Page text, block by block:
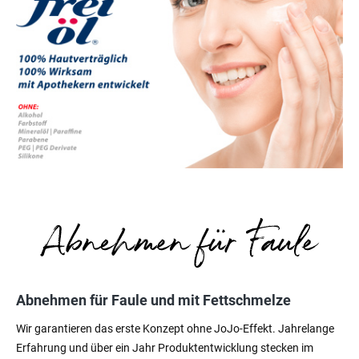
Abnehmen für Faule und mit Fettschmelze
Wir garantieren das erste Konzept ohne JoJo-Effekt. Jahrelange
Erfahrung und über ein Jahr Produktentwicklung stecken im